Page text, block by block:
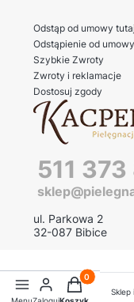
Odstąp od umowy tutaj
Odstąpienie od umowy
Szybkie Zwroty
Zwroty i reklamacje
Dostosuj zgody
511
ul. Parkowa 2
32-087 Bibice
MenuZaloguj
Produkty w
Koszyk